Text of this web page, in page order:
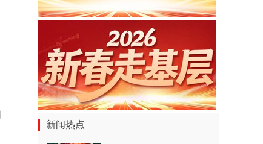
新闻热点